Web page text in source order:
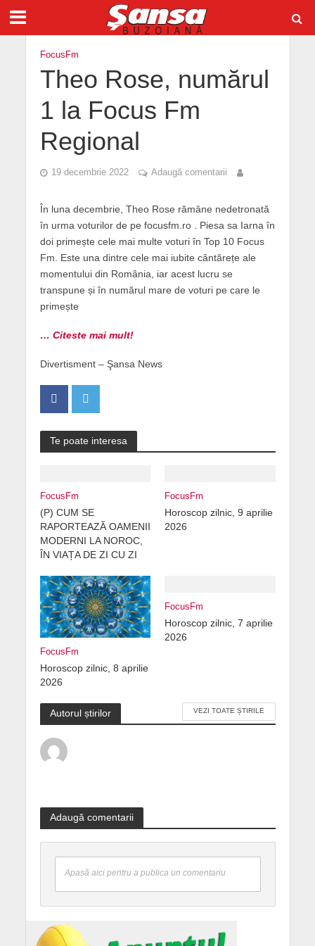
FocusFm
Theo Rose, numărul
1 la Focus Fm
Regional
19 decembrie 2022 Adaugă comentarii
În luna decembrie, Theo Rose rămâne nedetronată
în urma voturilor de pe focusfm.ro . Piesa sa Iarna în
doi primește cele mai multe voturi în Top 10 Focus
Fm. Este una dintre cele mai iubite cântărețe ale
momentului din România, iar acest lucru se
transpune și în numărul mare de voturi pe care le
primește
… Citeste mai mult!
Divertisment – Şansa News
Te poate interesa
FocusFm
(P) CUM SE
RAPORTEAZĂ OAMENII
MODERNI LA NOROC,
ÎN VIAȚA DE ZI CU ZI
FocusFm
Horoscop zilnic, 9 aprilie
2026
FocusFm
Horoscop zilnic, 8 aprilie
2026
FocusFm
Horoscop zilnic, 7 aprilie
2026
Autorul știrilor VEZI TOATE ȘTIRILE
Adaugă comentarii
Apasă aici pentru a publica un comentariu